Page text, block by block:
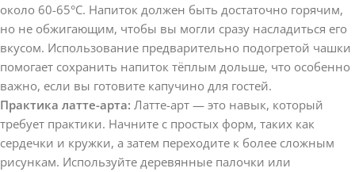
около 60-65°C. Напиток должен быть достаточно горячим,
но не обжигающим, чтобы вы могли сразу насладиться его
вкусом. Использование предварительно подогретой чашки
помогает сохранить напиток тёплым дольше, что особенно
важно, если вы готовите капучино для гостей.
Практика латте-арта: Латте-арт — это навык, который
требует практики. Начните с простых форм, таких как
сердечки и кружки, а затем переходите к более сложным
рисункам. Используйте деревянные палочки или